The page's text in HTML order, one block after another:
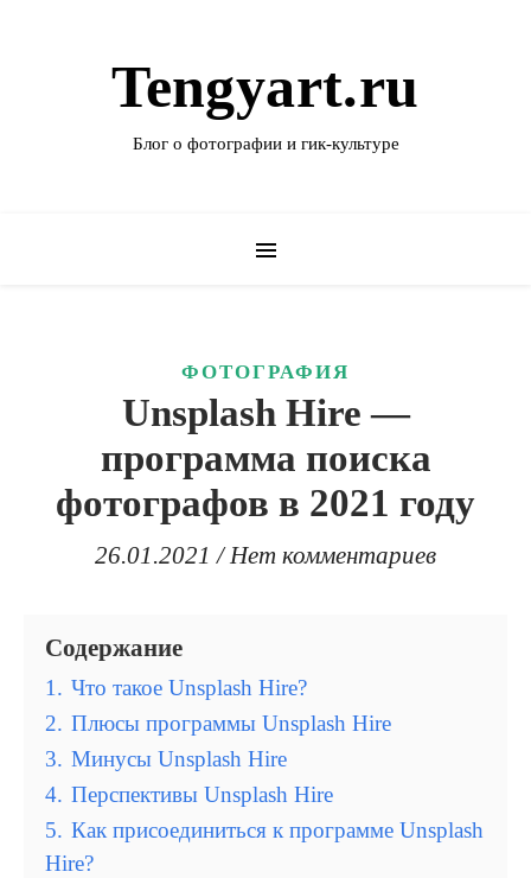
Tengyart.ru
Блог о фотографии и гик-культуре
ФОТОГРАФИЯ
Unsplash Hire —
программа поиска
фотографов в 2021 году
26.01.2021 / Нет комментариев
Содержание
1. Что такое Unsplash Hire?
2. Плюсы программы Unsplash Hire
3. Минусы Unsplash Hire
4. Перспективы Unsplash Hire
5. Как присоединиться к программе Unsplash
Hire?